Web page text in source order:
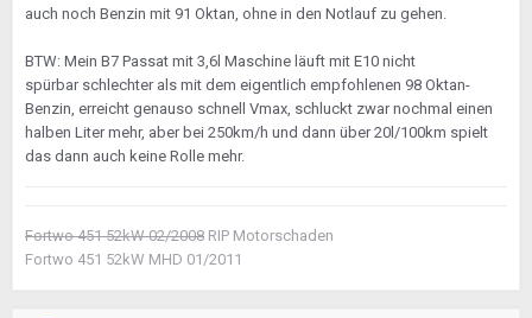
auch noch Benzin mit 91 Oktan, ohne in den Notlauf zu gehen.
BTW: Mein B7 Passat mit 3,6l Maschine läuft mit E10 nicht
spürbar schlechter als mit dem eigentlich empfohlenen 98 Oktan-
Benzin, erreicht genauso schnell Vmax, schluckt zwar nochmal einen
halben Liter mehr, aber bei 250km/h und dann über 20l/100km spielt
das dann auch keine Rolle mehr.
Fortwo 451 52kW 02/2008 RIP Motorschaden
Fortwo 451 52kW MHD 01/2011